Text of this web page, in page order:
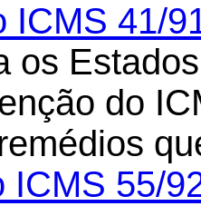
ICMS 41/
os
do
ICMS 55/